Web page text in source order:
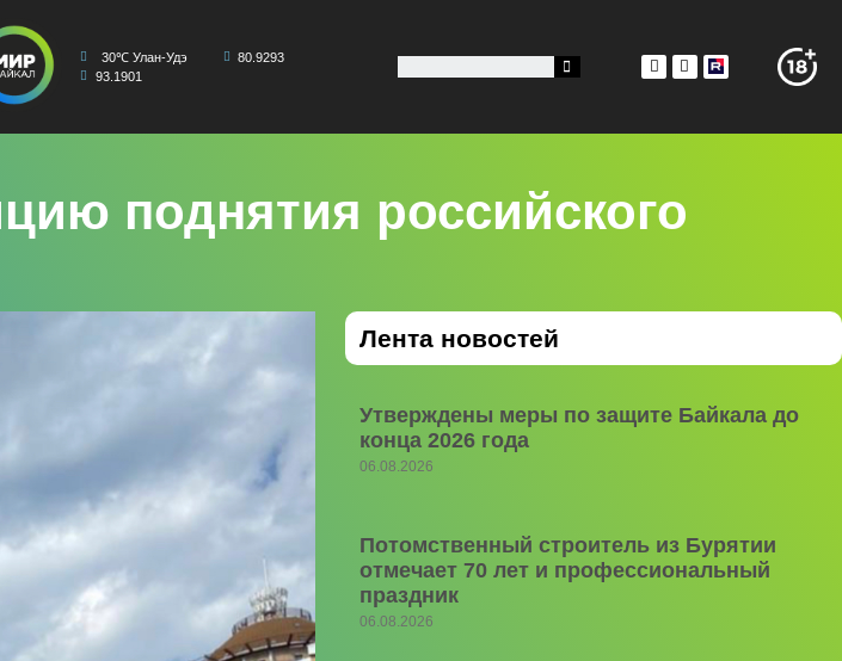
30℃ Улан-Удэ
80.9293
93.1901
поднятия российского
Лента новостей
Утверждены меры по защите Байкала до
конца 2026 года
06.08.2026
Потомственный строитель из Бурятии
отмечает 70 лет и профессиональный
праздник
06.08.2026